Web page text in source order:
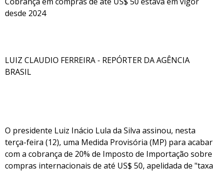
desde 2024
LUIZ CLAUDIO FERREIRA - REPÓRTER DA AGÊNCIA
BRASIL
O presidente Luiz Inácio Lula da Silva assinou, nesta
terça-feira (12), uma Medida Provisória (MP) para acabar
com a cobrança de 20% de Imposto de Importação sobre
compras internacionais de até US$ 50, apelidada de "taxa